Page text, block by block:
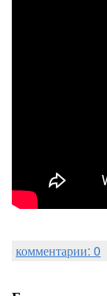
комментарии: 0